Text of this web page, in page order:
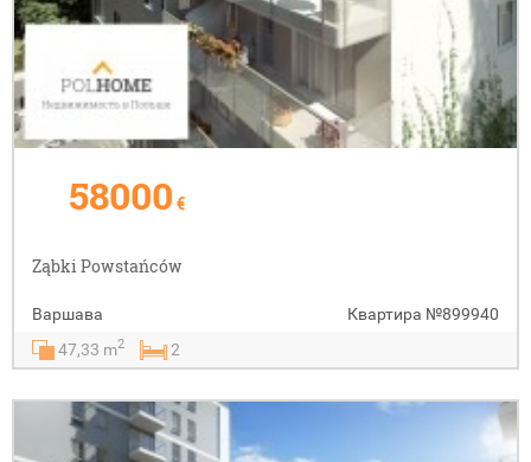
58000 €
Ząbki Powstańców
Варшава Квартира №899940
47,33 m2 2